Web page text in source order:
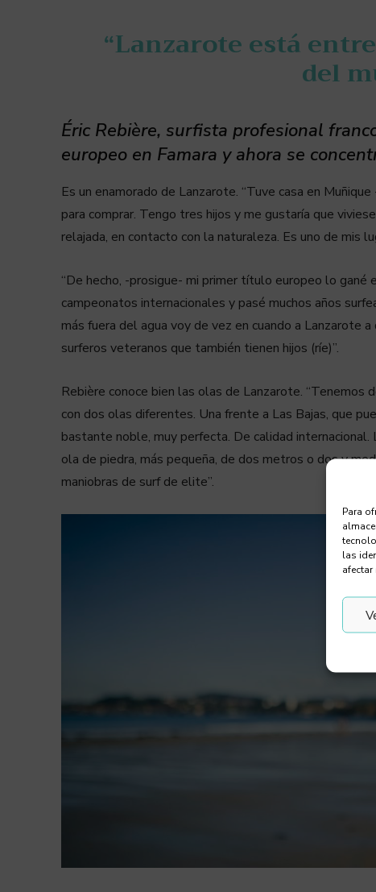
Para
las
“Lanzarote está
del
Éric Rebière, surfista profesional
europeo en Famara y ahora se
Es un enamorado de Lanzarote. “Tuve casa en
para comprar. Tengo tres hijos y me gustaría que
relajada, en contacto con la naturaleza. Es uno de mis
“De hecho, -prosigue- mi primer título europeo lo gané
campeonatos internacionales y pasé muchos años
más fuera del agua voy de vez en cuando a Lanzarote
surferos veteranos que también tienen hijos (ríe)”.
Rebière conoce bien las olas de Lanzarote. “Tenemos
con dos olas diferentes. Una frente a Las Bajas, que
bastante noble, muy perfecta. De calidad
ola de piedra, más pequeña, de dos metros o dos y
maniobras de surf de elite”.